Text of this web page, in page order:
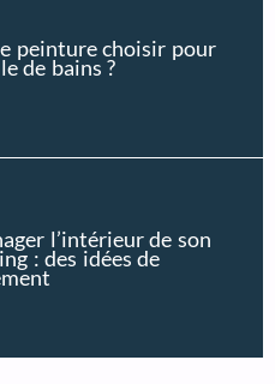
peinture choisir pour
de bains ?
l’intérieur de son
: des idées de